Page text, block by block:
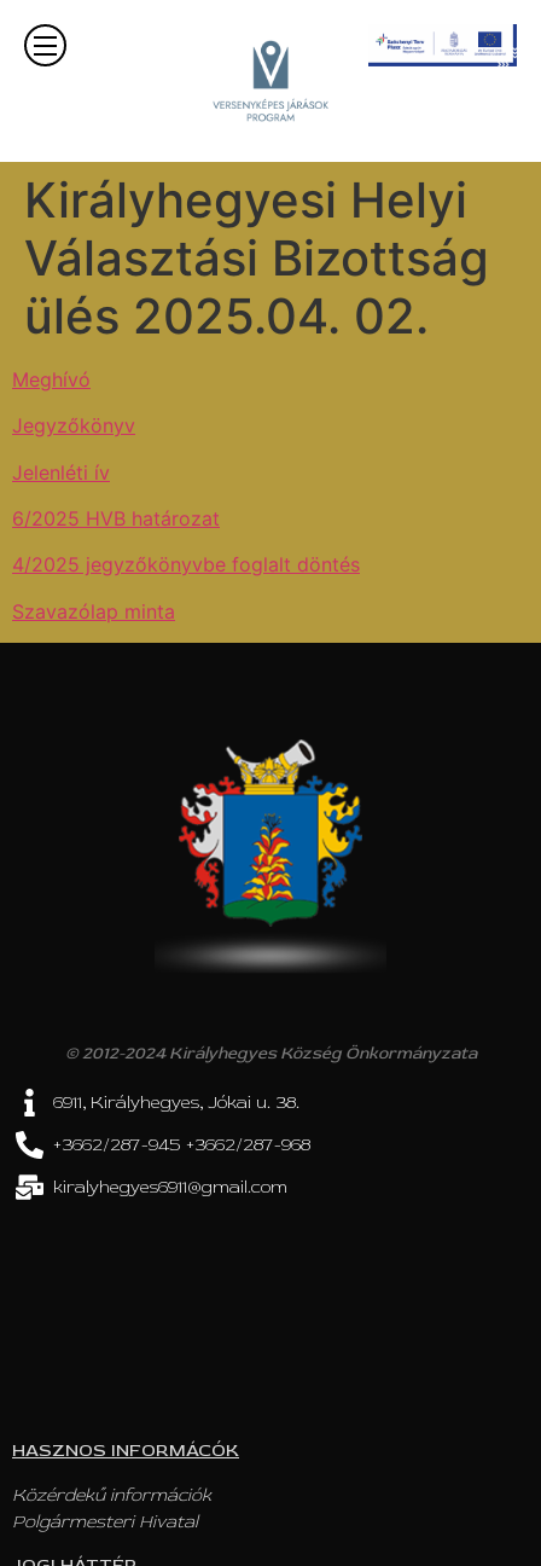
Királyhegyesi Helyi
Választási Bizottság
ülés 2025.04. 02.
Meghívó
Jegyzőkönyv
Jelenléti ív
6/2025 HVB határozat
4/2025 jegyzőkönyvbe foglalt döntés
Szavazólap minta
© 2012-2024 Királyhegyes Község Önkormányzata
6911, Királyhegyes, Jókai u. 38.
+3662/287-945 +3662/287-968
kiralyhegyes6911@gmail.com
HASZNOS INFORMÁCÓK
Közérdekű információk
Polgármesteri Hivatal